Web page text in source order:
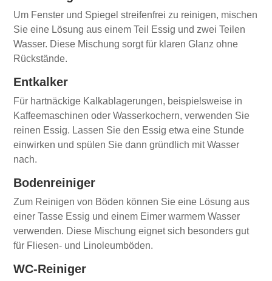
Um Fenster und Spiegel streifenfrei zu reinigen, mischen
Sie eine Lösung aus einem Teil Essig und zwei Teilen
Wasser. Diese Mischung sorgt für klaren Glanz ohne
Rückstände.
Entkalker
Für hartnäckige Kalkablagerungen, beispielsweise in
Kaffeemaschinen oder Wasserkochern, verwenden Sie
reinen Essig. Lassen Sie den Essig etwa eine Stunde
einwirken und spülen Sie dann gründlich mit Wasser
nach.
Bodenreiniger
Zum Reinigen von Böden können Sie eine Lösung aus
einer Tasse Essig und einem Eimer warmem Wasser
verwenden. Diese Mischung eignet sich besonders gut
für Fliesen- und Linoleumböden.
WC-Reiniger